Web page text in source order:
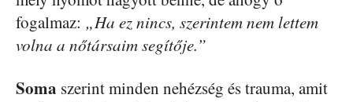
fogalmaz: „Ha ez nincs, szerintem nem lettem
volna a nőtársaim segítője.”
Soma szerint minden nehézség és trauma, amit